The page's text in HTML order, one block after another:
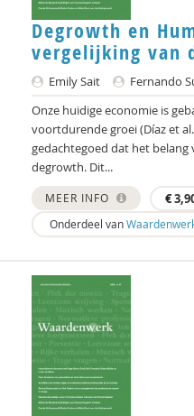
Marjan Houkes
Yuk Hui
Wim Hullegie
Hester IJsseling
Pieter Ippel
Nienke van Ittersum
Gaby Jacobs
Rienk Janssens
Karlijn de Jong
Ton Jorna
Chris Julien
Doortje Kal
Degrowth en
vergelijking van
Emily Sait
Fernando
Onze huidige economie is
voortdurende groei (Díaz et
gedachtegoed dat het belang
degrowth. Dit...
MEER INFO €
Onderdeel van